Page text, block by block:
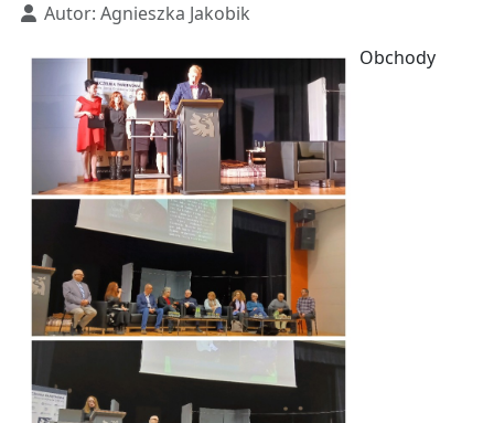
Autor: Agnieszka Jakobik
Obchody